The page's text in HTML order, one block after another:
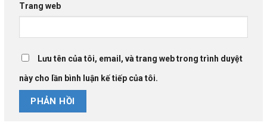
Trang web
Lưu tên của tôi, email, và trang web trong trình duyệt
này cho lần bình luận kế tiếp của tôi.